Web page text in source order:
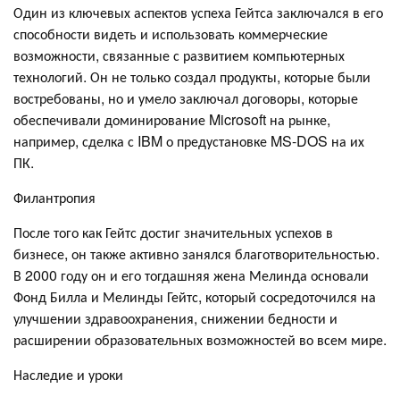
Один из ключевых аспектов успеха Гейтса заключался в его
способности видеть и использовать коммерческие
возможности, связанные с развитием компьютерных
технологий. Он не только создал продукты, которые были
востребованы, но и умело заключал договоры, которые
обеспечивали доминирование Microsoft на рынке,
например, сделка с IBM о предустановке MS-DOS на их
ПК.
Филантропия
После того как Гейтс достиг значительных успехов в
бизнесе, он также активно занялся благотворительностью.
В 2000 году он и его тогдашняя жена Мелинда основали
Фонд Билла и Мелинды Гейтс, который сосредоточился на
улучшении здравоохранения, снижении бедности и
расширении образовательных возможностей во всем мире.
Наследие и уроки